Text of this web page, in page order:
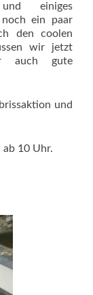
einiges
noch ein paar
den coolen
wir jetzt
auch gute
und
ab 10 Uhr.